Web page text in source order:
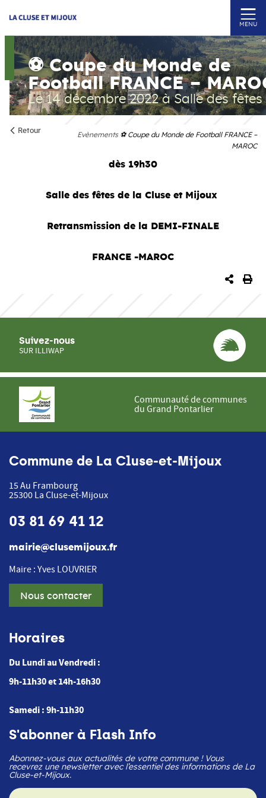
MENU
⚽️ Coupe du Monde de
Football FRANCE –
Le 14 décembre 2022à Salle des fêtes
Retour
Evènements ⚽️ Coupe du Monde de Football FRANCE –
MAROC
dès 19h30
Salle des fêtes de la Cluse et Mijoux
Retransmission de la DEMI-FINALE
FRANCE -MAROC
Suivez-nous
SUR ILLIWAP
Communauté de communes
du Grand Pontarlier
Commune de La Cluse-et-Mijoux
15 Au Frambourg
25300 La Cluse-et-Mijoux
03 81 69 41 12
mairie@clusemijoux.fr
Maire : Yves LOUVRIER
Nous contacter
Horaires
Du Lundi au Vendredi :
9h-11h30 et 14h-16h30
Samedi : 9h-11h30
S'abonner à Flash Info
Abonnez-vous aux actualités de votre commune ! Vous
recevrez une newsletter avec l’essentiel des informations de La
Cluse-et-Mijoux.